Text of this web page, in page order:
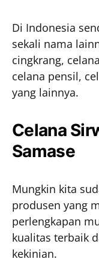
Di Indonesia
sekali nama
cingkrang,
celana pensil,
yang lainnya.
Celana
Samase
Mungkin kita
produsen yang
perlengkapan
kualitas terbaik
kekinian.